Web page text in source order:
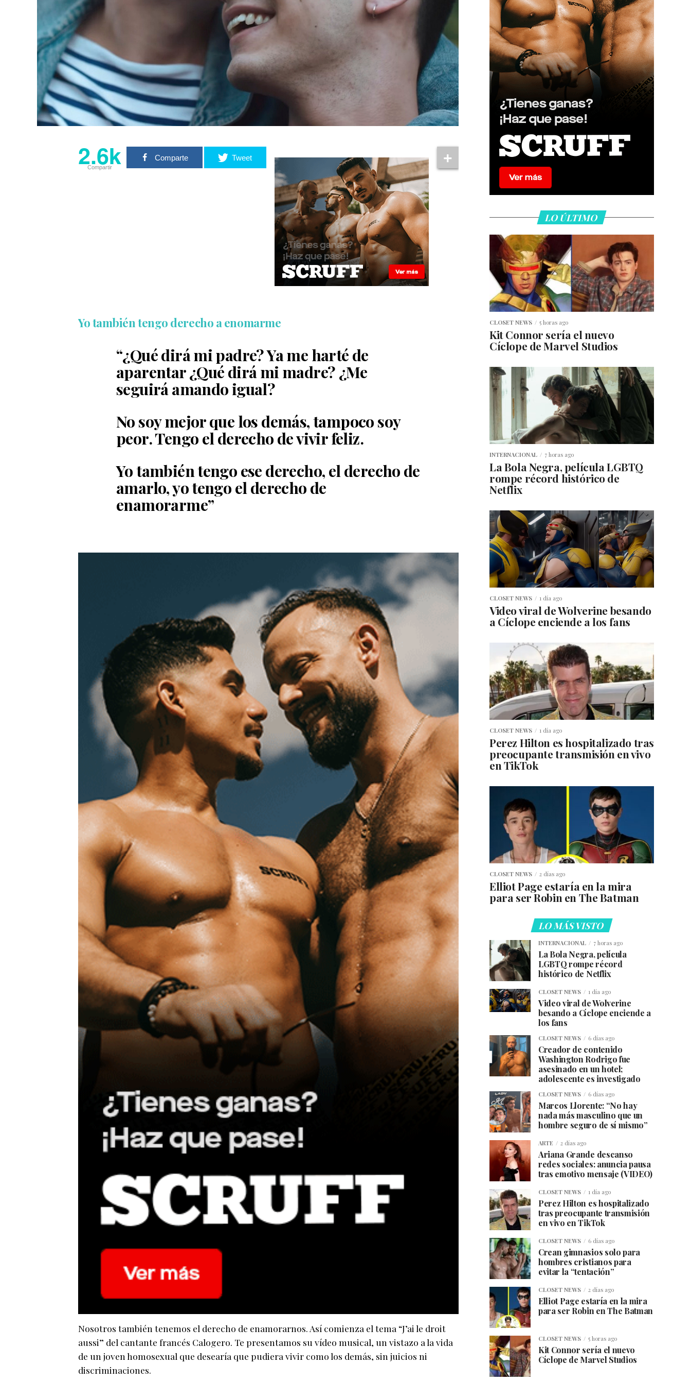
2.6k
Compartir
Comparte Tweet
Yo también tengo derecho a enomarme
“¿Qué dirá mi padre? Ya me harté de
aparentar ¿Qué dirá mi madre? ¿Me
seguirá amando igual?
No soy mejor que los demás, tampoco soy
peor. Tengo el derecho de vivir feliz.
Yo también tengo ese derecho, el derecho de
amarlo, yo tengo el derecho de
enamorarme”
Nosotros también tenemos el derecho de enamorarnos. Así comienza el tema “J’ai le droit
aussi” del cantante francés Calogero. Te presentamos su vídeo musical, un vistazo a la vida
de un joven homosexual que desearía que pudiera vivir como los demás, sin juicios ni
discriminaciones.
LO ÚLTIMO
CLOSET NEWS 5 horas ago
Kit Connor sería el nuevo
Cíclope de Marvel Studios
INTERNACIONAL 7 horas ago
La Bola Negra, película LGBTQ
rompe récord histórico de
Netflix
CLOSET NEWS 1 día ago
Video viral de Wolverine besando
a Cíclope enciende a los fans
CLOSET NEWS 1 día ago
Perez Hilton es hospitalizado tras
preocupante transmisión en vivo
en TikTok
CLOSET NEWS 2 días ago
Elliot Page estaría en la mira
para ser Robin en The Batman
LO MÁS VISTO
INTERNACIONAL 7 horas ago
La Bola Negra, película
LGBTQ rompe récord
histórico de Netflix
CLOSET NEWS 1 día ago
Video viral de Wolverine
besando a Cíclope enciende a
los fans
CLOSET NEWS 6 días ago
Creador de contenido
Washington Rodrigo fue
asesinado en un hotel;
adolescente es investigado
CLOSET NEWS 6 días ago
Marcos Llorente: “No hay
nada más masculino que un
hombre seguro de sí mismo”
ARTE 2 días ago
Ariana Grande descanso
redes sociales: anuncia pausa
tras emotivo mensaje (VIDEO)
CLOSET NEWS 1 día ago
Perez Hilton es hospitalizado
tras preocupante transmisión
en vivo en TikTok
CLOSET NEWS 6 días ago
Crean gimnasios solo para
hombres cristianos para
evitar la “tentación”
CLOSET NEWS 2 días ago
Elliot Page estaría en la mira
para ser Robin en The Batman
CLOSET NEWS 5 horas ago
Kit Connor sería el nuevo
Cíclope de Marvel Studios